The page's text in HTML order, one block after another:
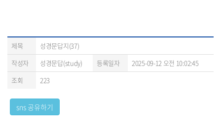
제목
성경문답지(37)
작성자
성경문답(study) 등록일자
2025-09-12 오전 10:02:45
조회
223